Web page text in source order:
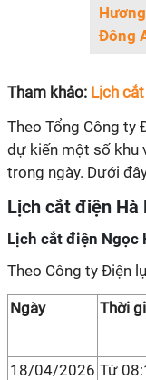
Đông
Tham khảo: Lịch
Theo Tổng Công ty
dự kiến một số khu
trong ngày. Dưới
Lịch cắt điện Hà
Lịch cắt điện Ngọc
Theo Công ty Điện
Ngày Thời
18/04/2026 Từ